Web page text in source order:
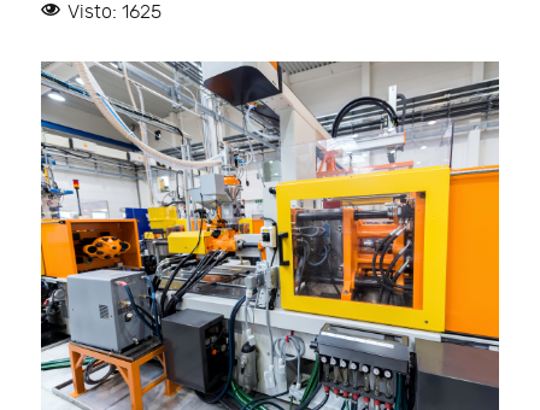
Visto: 1625